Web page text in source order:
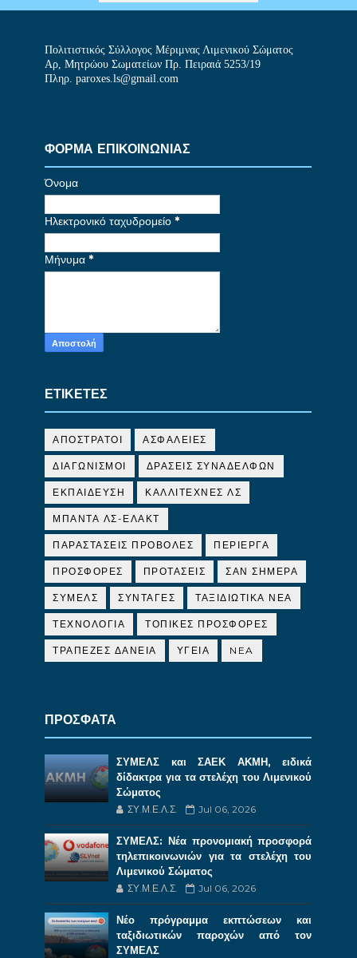
Πολιτιστικός Σύλλογος Μέριμνας Λιμενικού Σώματος
Αρ, Μητρώου Σωματείων Πρ. Πειραιά 5253/19
Πληρ. paroxes.ls@gmail.com
ΦΟΡΜΑ ΕΠΙΚΟΙΝΩΝΙΑΣ
Όνομα
Ηλεκτρονικό ταχυδρομείο *
Μήνυμα *
ΕΤΙΚΕΤΕΣ
ΑΠΟΣΤΡΑΤΟΙ ΑΣΦΑΛΕΙΕΣ
ΔΙΑΓΩΝΙΣΜΟΙ ΔΡΑΣΕΙΣ ΣΥΝΑΔΕΛΦΩΝ
ΕΚΠΑΙΔΕΥΣΗ ΚΑΛΛΙΤΕΧΝΕΣ ΛΣ
ΜΠΑΝΤΑ ΛΣ-ΕΛΑΚΤ
ΠΑΡΑΣΤΑΣΕΙΣ ΠΡΟΒΟΛΕΣ ΠΕΡΙΕΡΓΑ
ΠΡΟΣΦΟΡΕΣ ΠΡΟΤΑΣΕΙΣ ΣΑΝ ΣΗΜΕΡΑ
ΣΥΜΕΛΣ ΣΥΝΤΑΓΕΣ ΤΑΞΙΔΙΩΤΙΚΑ ΝΕΑ
ΤΕΧΝΟΛΟΓΙΑ ΤΟΠΙΚΕΣ ΠΡΟΣΦΟΡΕΣ
ΤΡΑΠΕΖΕΣ ΔΑΝΕΙΑ ΥΓΕΙΑ NEA
ΠΡΟΣΦΑΤΑ
ΣΥΜΕΛΣ και ΣΑΕΚ ΑΚΜΗ, ειδικά
δίδακτρα για τα στελέχη του Λιμενικού
Σώματος
ΣΥ.Μ.Ε.Λ.Σ. Jul 06, 2026
ΣΥΜΕΛΣ: Νέα προνομιακή προσφορά
τηλεπικοινωνιών για τα στελέχη του
Λιμενικού Σώματος
ΣΥ.Μ.Ε.Λ.Σ. Jul 06, 2026
Νέο πρόγραμμα εκπτώσεων και
ταξιδιωτικών παροχών από τον
ΣΥΜΕΛΣ